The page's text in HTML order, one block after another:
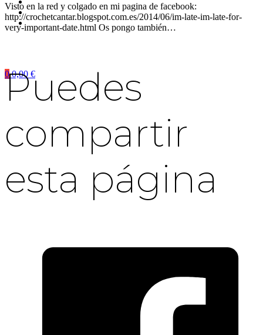
0 0,00 €
Visto en la red y colgado en mi pagina de facebook:
http://crochetcantar.blogspot.com.es/2014/06/im-late-im-late-for-
very-important-date.html Os pongo también…
Puedes
compartir
esta página